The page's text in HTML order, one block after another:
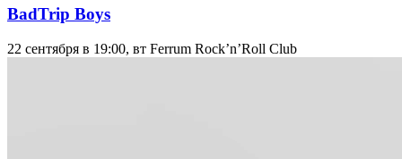
BadTrip Boys
22 сентября в 19:00, вт Ferrum Rock’n’Roll Club